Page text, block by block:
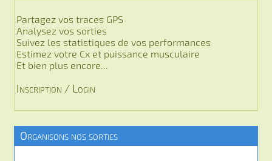
Partagez vos traces GPS
Analysez vos sorties
Suivez les statistiques de vos performances
Estimez votre Cx et puissance musculaire
Et bien plus encore...
Inscription / Login
Organisons nos sorties